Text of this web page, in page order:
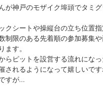
が神戸のモザイク埠頭でタミ
クシートや操縦台の立ち位置
制限のある先着順の参加募集
す。
らピットを設営する流れにな
されるようになって嬉しいで
すが…